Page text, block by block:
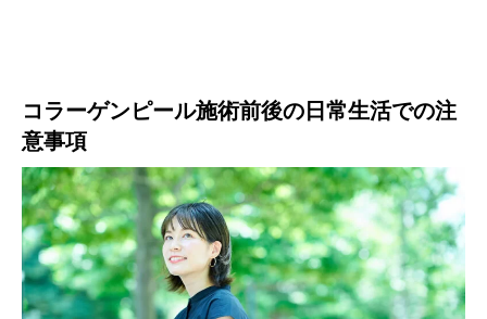
コラーゲンピール施術前後の日常生活での注
意事項